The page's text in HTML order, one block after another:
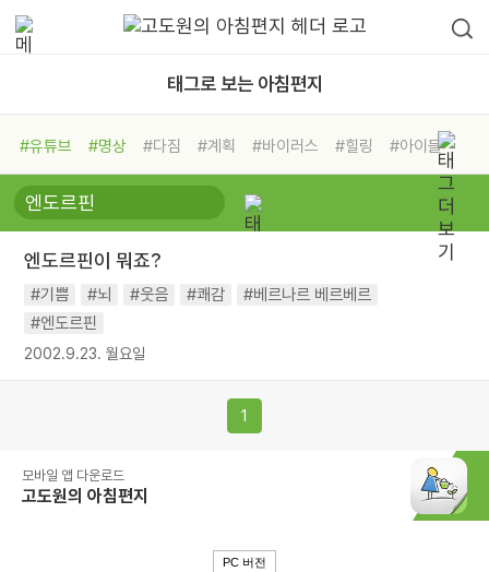
태그로 보는 아침편지
#유튜브 #명상 #다짐 #계획 #바이러스 #힐링
#아이들
#비전캠프
#독서캠프 #삶
#희망
#나눔 #친구 #링컨학교
#독서
#건강 #면역력
엔도르핀이 뭐죠?
#기쁨 #뇌 #웃음 #쾌감
#베르나르 베르베르
#엔도르핀
2002.9.23. 월요일
1
모바일 앱 다운로드
고도원의 아침편지
PC 버전